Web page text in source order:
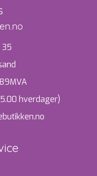
35
hverdager)